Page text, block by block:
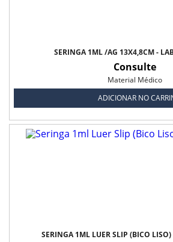
SERINGA 1ML /AG 13X4,8CM -
Consulte
Material Médico
ADICIONAR NO
SERINGA 1ML LUER SLIP (BICO